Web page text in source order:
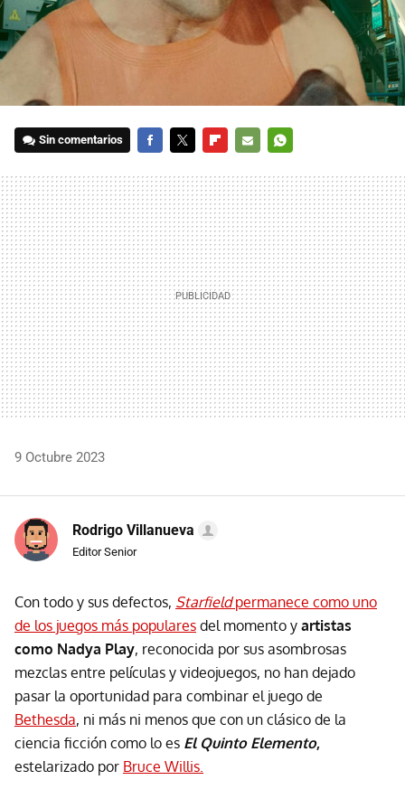
Sin comentarios
MAIL
9 Octubre 2023
Rodrigo Villanueva
Editor Senior
Con todo y sus defectos, Starfieldpermanece como uno
de los juegos más populares del momento y artistas
como Nadya Play, reconocida por sus asombrosas
mezclas entre películas y videojuegos, no han dejado
pasar la oportunidad para combinar el juego de
Bethesda, ni más ni menos que con un clásico de la
ciencia ficción como lo es El Quinto Elemento,
estelarizado por Bruce Willis.